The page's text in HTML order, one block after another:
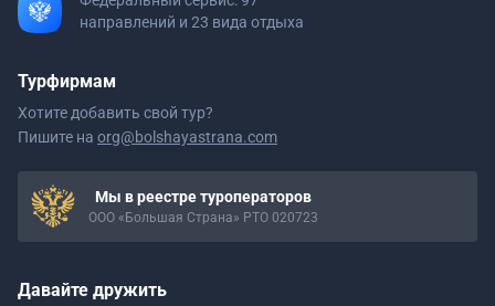
направлений и 23 вида отдыха
Турфирмам
Хотите добавить свой тур?
Пишите на org@bolshayastrana.com
Мы в реестре туроператоров
ООО «Большая Страна» РТО 020723
Давайте дружить